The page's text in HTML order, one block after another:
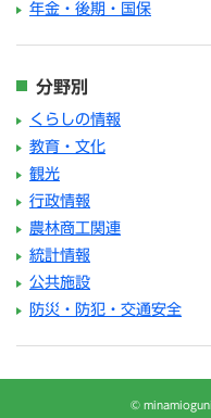
年金・後期・国保
分野別
くらしの情報
教育・文化
観光
行政情報
農林商工関連
統計情報
公共施設
防災・防犯・交通安全
©